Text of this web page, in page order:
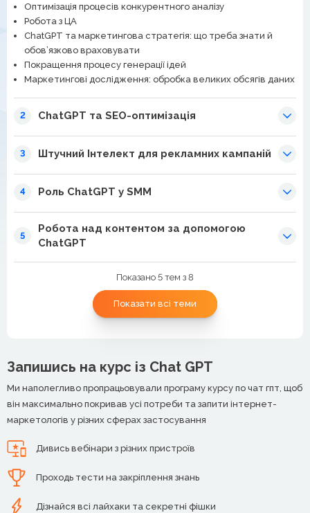
Оптимізація процесів конкурентного аналізу
Робота з ЦА
ChatGPT та маркетингова стратегія: що треба знати й
обов’язково враховувати
Покращення процесу генерації ідей
Маркетингові дослідження: обробка великих обсягів даних
2 ChatGPT та SEO-оптимізація
3 Штучний Інтелект для рекламних кампаній
4 Роль ChatGPT у SMM
5
Робота над контентом за допомогою
ChatGPT
Показано 5 тем з 8
Показати всі теми
Запишись на курс із Chat GPT
Ми наполегливо пропрацьовували програму курсу по чат гпт, щоб
він максимально покривав усі потреби та запити інтернет-
маркетологів у різних сферах застосування
Дивись вебінари з різних пристроїв
Проходь тести на закріплення знань
Дізнайся всі лайхаки та секретні фішки